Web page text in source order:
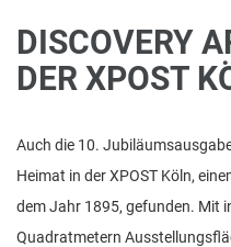
DISCOVERY
DER XPOST
Auch die 10.
Heimat in der XPOST Köln,
dem Jahr 1895, gefunden. Mit
Quadratmetern